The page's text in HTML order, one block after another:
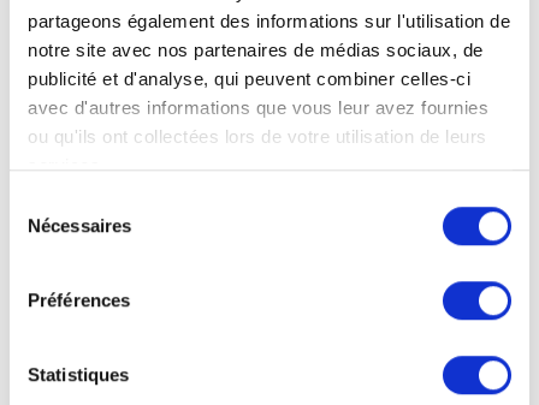
partageons également des informations sur l'utilisation de
notre site avec nos partenaires de médias sociaux, de
publicité et d'analyse, qui peuvent combiner celles-ci
avec d'autres informations que vous leur avez fournies
ou qu'ils ont collectées lors de votre utilisation de leurs
services.
Nécessaires
Préférences
Statistiques
Visitenkarten, 4/0-Farben
Standard
5,5 x 5,5 cm:
5,5 cm L x 5,5 cm H